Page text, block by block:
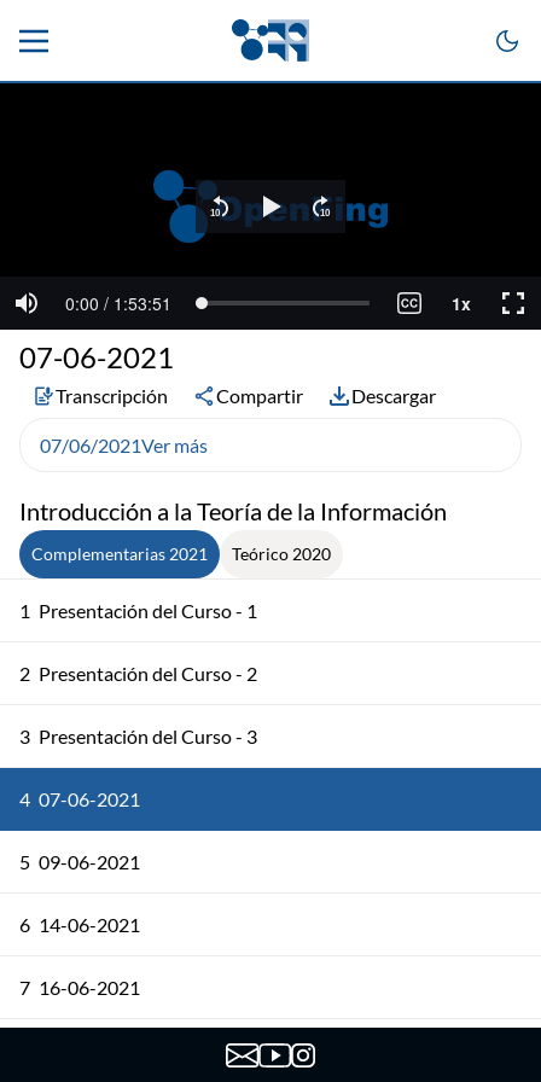
Introducción a la Teoría de la Información
Complementarias 2021 Teórico 2020
1 Presentación del Curso - 1
2 Presentación del Curso - 2
3 Presentación del Curso - 3
4 07-06-2021
5 09-06-2021
6 14-06-2021
7 16-06-2021
07-06-2021
Transcripción Compartir Descargar
07/06/2021Ver más